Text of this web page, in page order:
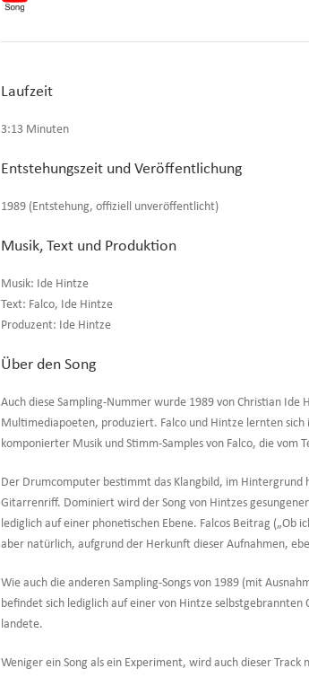
Laufzeit
3:13 Minuten
Entstehungszeit und Veröffentlichung
1989 (Entstehung, offiziell unveröffentlicht)
Musik, Text und Produktion
Musik: Ide Hintze
Text: Falco, Ide Hintze
Produzent: Ide Hintze
Über den Song
Auch diese Sampling-Nummer wurde 1989 von Christian
Multimediapoeten, produziert. Falco und Hintze lernten
komponierter Musik und Stimm-Samples von Falco, die
Der Drumcomputer bestimmt das Klangbild, im Hintergrund
Gitarrenriff. Dominiert wird der Song von Hintzes
lediglich auf einer phonetischen Ebene. Falcos Beitrag („Ob
aber natürlich, aufgrund der Herkunft dieser Aufnahmen,
Wie auch die anderen Sampling-Songs von 1989 (mit
befindet sich lediglich auf einer von Hintze
landete.
Weniger ein Song als ein Experiment, wird auch dieser